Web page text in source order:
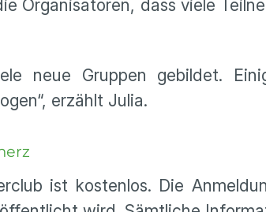
Organisatoren, dass viele
neue Gruppen gebildet.
erzählt Julia.
ist kostenlos. Die